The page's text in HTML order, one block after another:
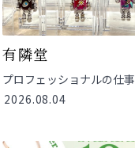
有隣堂
プロフェッショナルの仕事
2026.08.04